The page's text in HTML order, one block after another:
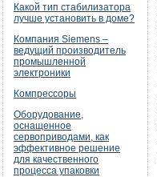
Какой тип стабилизатора
лучше установить в доме?
Компания Siemens –
ведущий производитель
промышленной
электроники
Компрессоры
Оборудование,
оснащенное
сервоприводами, как
эффективное решение
для качественного
процесса упаковки